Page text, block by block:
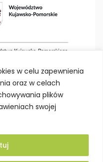
w celu zapewnienia
oraz w celach
plików
swojej